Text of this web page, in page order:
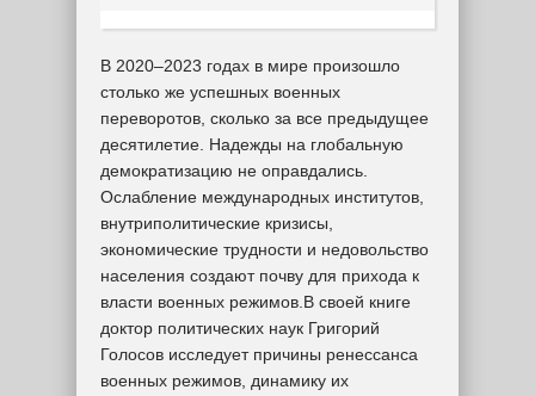
В 2020–2023 годах в мире произошло
столько же успешных военных
переворотов, сколько за все предыдущее
десятилетие. Надежды на глобальную
демократизацию не оправдались.
Ослабление международных институтов,
внутриполитические кризисы,
экономические трудности и недовольство
населения создают почву для прихода к
власти военных режимов.В своей книге
доктор политических наук Григорий
Голосов исследует причины ренессанса
военных режимов, динамику их